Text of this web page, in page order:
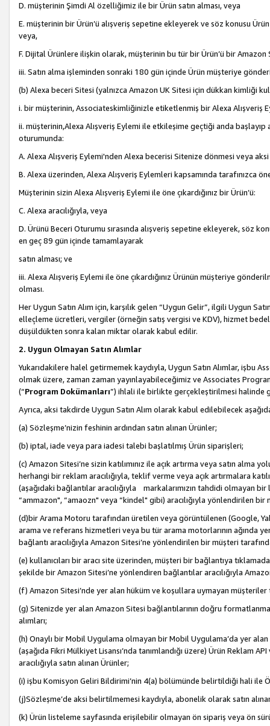
D. müşterinin Şimdi Al özelliğimiz ile bir Ürün satın alması, veya
E. müşterinin bir Ürün’ü alışveriş sepetine ekleyerek ve söz konusu
veya,
F. Dijital Ürünlere ilişkin olarak, müşterinin bu tür bir Ürün’ü bir Amazon
iii. Satın alma işleminden sonraki 180 gün içinde Ürün müşteriye
(b) Alexa beceri Sitesi (yalnızca Amazon UK Sitesi için dükkan kimliği
i. bir müşterinin, Associateskimliğinizle etiketlenmiş bir Alexa Alışveriş
ii. müşterinin,Alexa Alışveriş Eylemi ile etkileşime geçtiği anda
oturumunda:
A. Alexa Alışveriş Eylemi'nden Alexa becerisi Sitenize dönmesi veya
B. Alexa üzerinden, Alexa Alışveriş Eylemleri kapsamında tarafınızca
Müşterinin sizin Alexa Alışveriş Eylemi ile öne çıkardığınız bir Ürün’ü:
C. Alexa aracılığıyla, veya
D. Ürünü Beceri Oturumu sırasında alışveriş sepetine ekleyerek, söz
en geç 89 gün içinde tamamlayarak
satın alması; ve
iii. Alexa Alışveriş Eylemi ile öne çıkardığınız Ürünün müşteriye
olması.
Her Uygun Satın Alım için, karşılık gelen “Uygun Gelir”, ilgili Uygun
elleçleme ücretleri, vergiler (örneğin satış vergisi ve KDV), hizmet
düşüldükten sonra kalan miktar olarak kabul edilir.
2. Uygun Olmayan Satın Alımlar
Yukarıdakilere halel getirmemek kaydıyla, Uygun Satın Alımlar, işbu
olmak üzere, zaman zaman yayınlayabileceğimiz ve Associates
(“Program Dokümanları”) ihlali ile birlikte gerçekleştirilmesi halinde
Ayrıca, aksi takdirde Uygun Satın Alım olarak kabul edilebilecek
(a) Sözleşme’nizin feshinin ardından satın alınan Ürünler;
(b) iptal, iade veya para iadesi talebi başlatılmış Ürün siparişleri;
(c) Amazon Sitesi’ne sizin katılımınız ile açık artırma veya satın alma
herhangi bir reklam aracılığıyla, teklif verme veya açık artırmalara
(aşağıdaki bağlantılar aracılığıyla markalarımızın tahdidi olmayan
“ammazon", “amaozn" veya “kindel" gibi) aracılığıyla yönlendirilen
(d)bir Arama Motoru tarafından üretilen veya görüntülenen (Google,
arama ve referans hizmetleri veya bu tür arama motorlarının ağında
bağlantı aracılığıyla Amazon Sitesi’ne yönlendirilen bir müşteri
(e) kullanıcıları bir aracı site üzerinden, müşteri bir bağlantıya
şekilde bir Amazon Sitesi’ne yönlendiren bağlantılar aracılığıyla
(f) Amazon Sitesi’nde yer alan hüküm ve koşullara uymayan müşteriler
(g) Sitenizde yer alan Amazon Sitesi bağlantılarının doğru
alımları;
(h) Onaylı bir Mobil Uygulama olmayan bir Mobil Uygulama’da yer
(aşağıda Fikri Mülkiyet Lisansı’nda tanımlandığı üzere) Ürün Reklam
aracılığıyla satın alınan Ürünler;
(i) işbu Komisyon Geliri Bildirimi’nin 4(a) bölümünde belirtildiği hali ile
(j)Sözleşme’de aksi belirtilmemesi kaydıyla, abonelik olarak satın
(k) Ürün listeleme sayfasında erişilebilir olmayan ön sipariş veya ön